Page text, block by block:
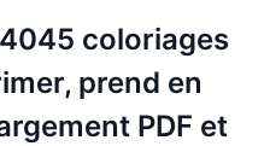
coloriages
prend en
PDF et